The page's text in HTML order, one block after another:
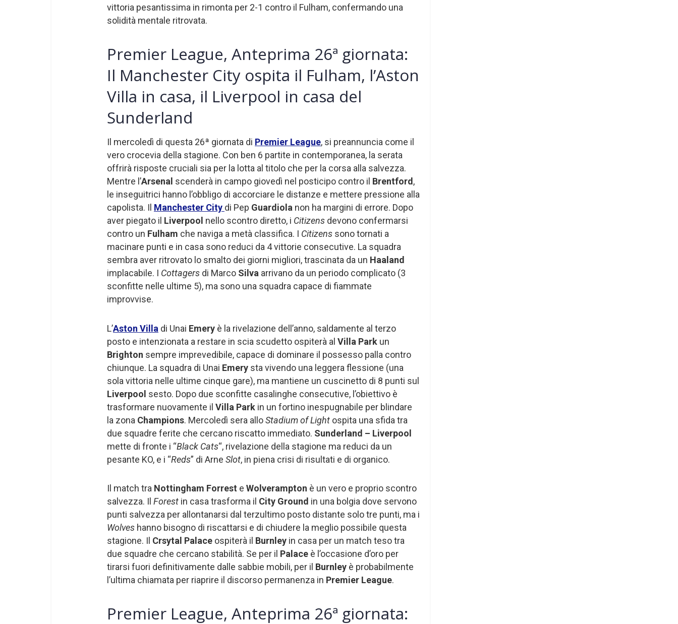
vittoria pesantissima in rimonta per 2-1 contro il Fulham, confermando una
solidità mentale ritrovata.
Premier League, Anteprima 26ª giornata:
Il Manchester City ospita il Fulham, l’Aston
Villa in casa, il Liverpool in casa del
Sunderland
Il mercoledì di questa 26ª giornata di Premier League, si preannuncia come il
vero crocevia della stagione. Con ben 6 partite in contemporanea, la serata
offrirà risposte cruciali sia per la lotta al titolo che per la corsa alla salvezza.
Mentre l’Arsenal scenderà in campo giovedì nel posticipo contro il Brentford ,
le inseguitrici hanno l’obbligo di accorciare le distanze e mettere pressione alla
capolista. Il Manchester City di Pep Guardiola non ha margini di errore. Dopo
aver piegato il Liverpool nello scontro diretto, i Citizens devono confermarsi
contro un Fulham che naviga a metà classifica. I Citizens sono tornati a
macinare punti e in casa sono reduci da 4 vittorie consecutive. La squadra
sembra aver ritrovato lo smalto dei giorni migliori, trascinata da un Haaland
implacabile. I Cottagers di Marco Silva arrivano da un periodo complicato (3
sconfitte nelle ultime 5), ma sono una squadra capace di fiammate
improvvise.
L’Aston Villa di Unai Emery è la rivelazione dell’anno, saldamente al terzo
posto e intenzionata a restare in scia scudetto ospiterà al Villa Park un
Brighton sempre imprevedibile, capace di dominare il possesso palla contro
chiunque. La squadra di Unai Emery sta vivendo una leggera flessione (una
sola vittoria nelle ultime cinque gare), ma mantiene un cuscinetto di 8 punti sul
Liverpool sesto. Dopo due sconfitte casalinghe consecutive, l’obiettivo è
trasformare nuovamente il Villa Park in un fortino inespugnabile per blindare
la zona Champions. Mercoledì sera alloStadium of Light ospita una sfida tra
due squadre ferite che cercano riscatto immediato. Sunderland – Liverpool
mette di fronte i “Black Cats“, rivelazione della stagione ma reduci da un
pesante KO, e i “Reds” di Arne Slot, in piena crisi di risultati e di organico.
Il match tra Nottingham Forrest e Wolverampton è un vero e proprio scontro
salvezza. Il Forest in casa trasforma il City Ground in una bolgia dove servono
punti salvezza per allontanarsi dal terzultimo posto distante solo tre punti, ma i
Wolves hanno bisogno di riscattarsi e di chiudere la meglio possibile questa
stagione. Il Crsytal Palace ospiterà il Burnley in casa per un match teso tra
due squadre che cercano stabilità. Se per il Palace è l’occasione d’oro per
tirarsi fuori definitivamente dalle sabbie mobili, per il Burnley è probabilmente
l’ultima chiamata per riaprire il discorso permanenza in Premier League.
Premier League, Anteprima 26ª giornata: